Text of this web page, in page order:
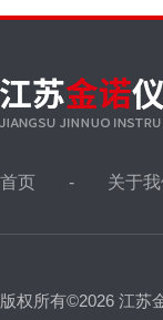
首页 关于
版权所有©2026 江苏